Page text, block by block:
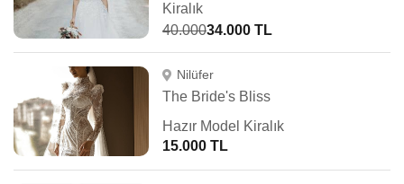
Kiralık
40.00034.000 TL
Nilüfer
The Bride's Bliss
Hazır Model Kiralık
15.000 TL